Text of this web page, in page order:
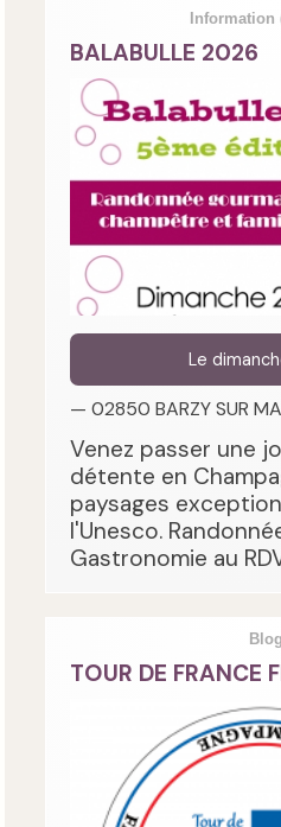
Information
BALABULLE 2026
Le
— 02850 BARZY SUR
Venez passer une
détente en
paysages
l'Unesco.
Gastronomie au
Blog
TOUR DE FRANCE